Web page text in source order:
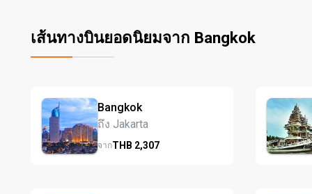
เส้นทางบินยอดนิยมจาก Bangkok
Bangkok
ถึง Jakarta
จากTHB 2,307